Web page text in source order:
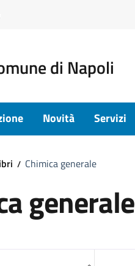
di Napoli
Novità Servizi
Chimica generale
generale